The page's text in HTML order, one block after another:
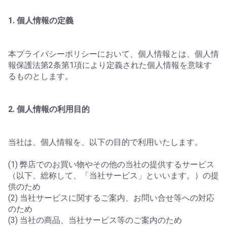
1. 個人情報の定義
本プライバシーポリシーにおいて、個人情報とは、個人情
報保護法第2条第1項により定義された個人情報を意味す
るものとします。
2. 個人情報の利用目的
当社は、個人情報を、以下の目的で利用いたします。
(1) 弊店でのお買い物やその他の当社の提供するサービス
（以下、総称して、「当社サービス」といいます。）の提
供のため
(2) 当社サービスに関するご案内、お問い合せ等への対応
のため
(3) 当社の商品、当社サービス等のご案内のため